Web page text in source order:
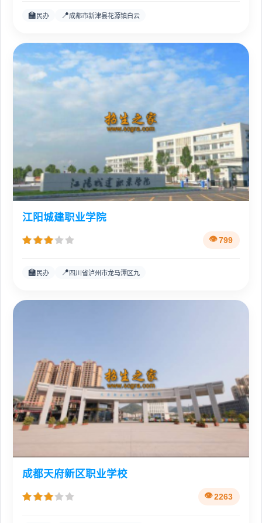
🏫 民办 📍成都市新津县花源镇白云
江阳城建职业学院
799
🏫 民办 📍四川省泸州市龙马潭区九
成都天府新区职业学校
2263